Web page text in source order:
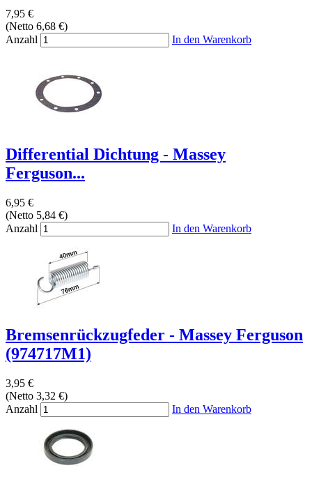
7,95 €
(Netto 6,68 €)
Anzahl
In den Warenkorb
Differential Dichtung - Massey
Ferguson...
6,95 €
(Netto 5,84 €)
Anzahl
In den Warenkorb
Bremsenrückzugfeder - Massey Ferguson
(974717M1)
3,95 €
(Netto 3,32 €)
Anzahl
In den Warenkorb